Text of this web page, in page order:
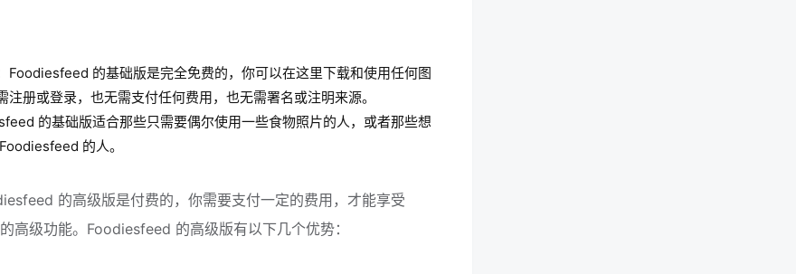
Foodiesfeed 的基础版是完全免费的，你可以在这里下载和使用任何图
注册或登录，也无需支付任何费用，也无需署名或注明来源。
的基础版适合那些只需要偶尔使用一些食物照片的人，或者那些想
的人。
的高级版是付费的，你需要支付一定的费用，才能享受
高级功能。Foodiesfeed 的高级版有以下几个优势：